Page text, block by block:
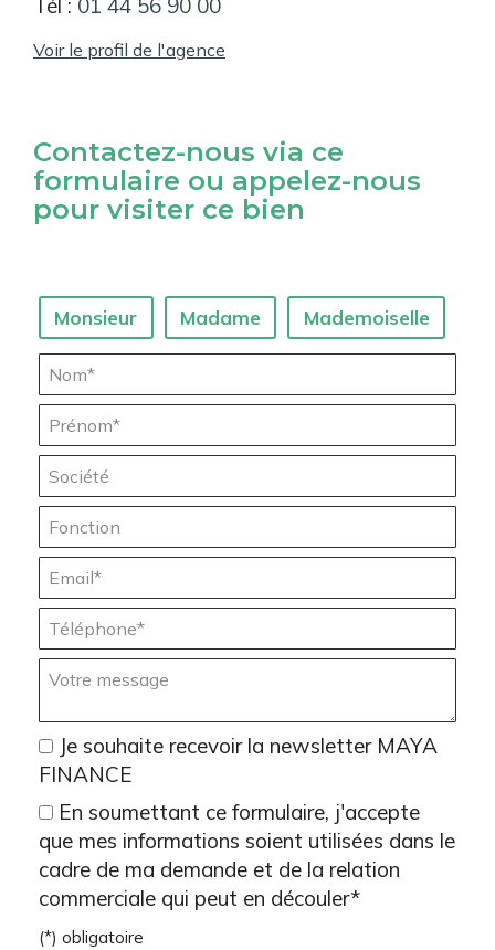
Voir le profil de l'agence
Contactez-nous via ce
formulaire ou appelez-nous
pour visiter ce bien
Civilité :
Monsieur Madame Mademoiselle
Nom* :
Prénom* :
Société :
Fonction :
Email* :
Téléphone* :
Votre message :
Je souhaite recevoir la newsletter MAYA
FINANCE
En soumettant ce formulaire, j'accepte
que mes informations soient utilisées dans le
cadre de ma demande et de la relation
commerciale qui peut en découler*
(*) obligatoire